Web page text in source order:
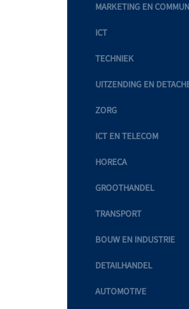
MARKETING EN
ICT
TECHNIEK
UITZENDING EN
ZORG
ICT EN TELECOM
HORECA
GROOTHANDEL
TRANSPORT
BOUW EN INDUSTRIE
DETAILHANDEL
AUTOMOTIVE